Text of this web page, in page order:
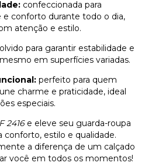
confeccionada para
e conforto durante todo o dia,
atenção e estilo.
para garantir estabilidade e
em superfícies variadas.
perfeito para quem
charme e praticidade, ideal
especiais.
2416e eleve seu guarda-roupa
estilo e qualidade.
a diferença de um calçado
você em todos os momentos!